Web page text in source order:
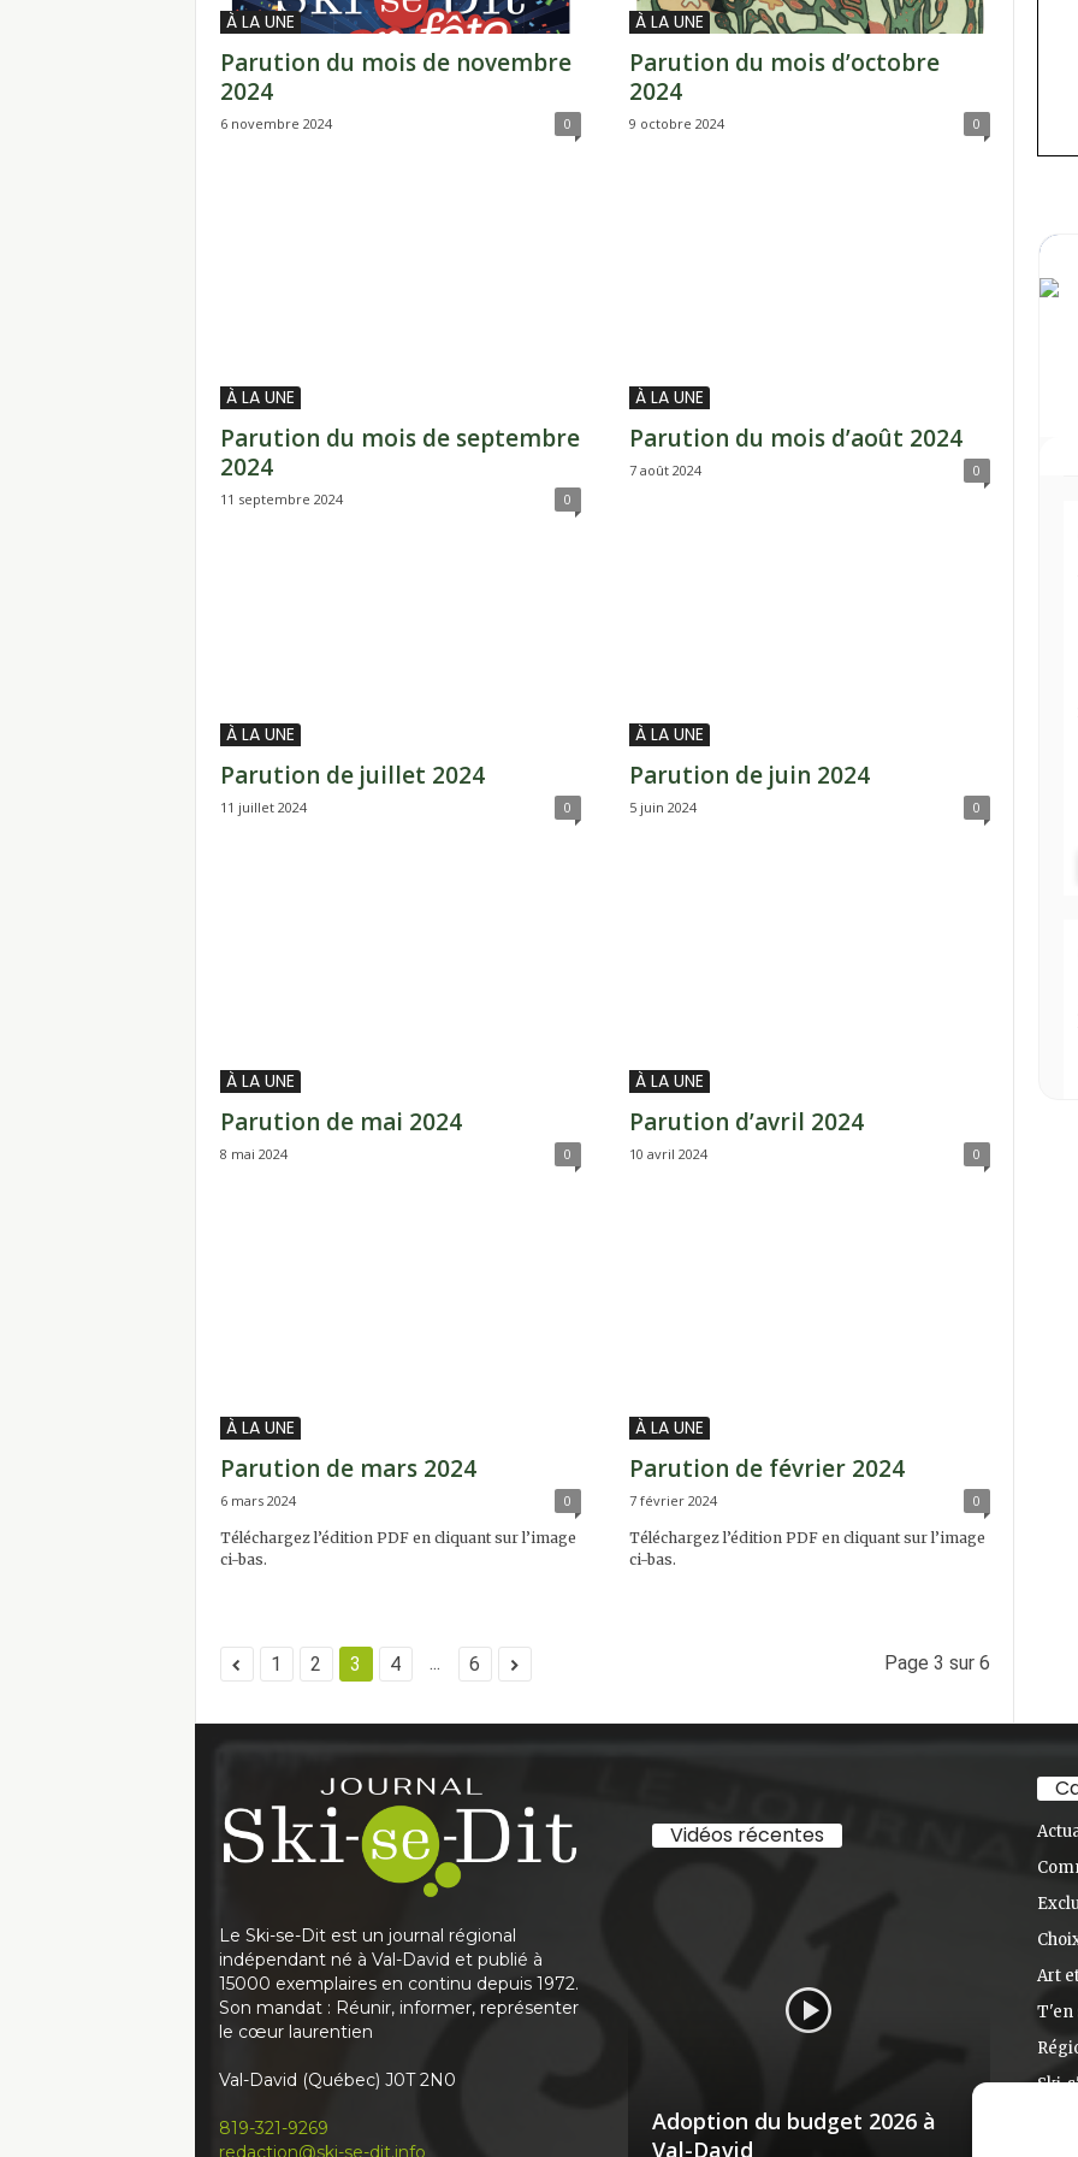
À LA UNE
Parution du mois de novembre
2024
6 novembre 2024 0
À LA UNE
Parution du mois d’octobre
2024
9 octobre 2024 0
À LA UNE
Parution du mois de septembre
2024
11 septembre 2024 0
À LA UNE
Parution du mois d’août 2024
7 août 2024 0
À LA UNE
Parution de juillet 2024
11 juillet 2024 0
À LA UNE
Parution de juin 2024
5 juin 2024 0
À LA UNE
Parution de mai 2024
8 mai 2024 0
À LA UNE
Parution d’avril 2024
10 avril 2024 0
À LA UNE
Parution de mars 2024
6 mars 2024 0
Téléchargez l’édition PDF en cliquant sur l’image
ci-bas.
À LA UNE
Parution de février 2024
7 février 2024 0
Téléchargez l’édition PDF en cliquant sur l’image
ci-bas.
1 2 3 4 ... 6 Page 3 sur 6
Le Ski-se-Dit est un journal régional
indépendant né à Val-David et publié à
15000 exemplaires en continu depuis 1972.
Son mandat : Réunir, informer, représenter
le cœur laurentien
Val-David (Québec) J0T 2N0
819-321-9269
redaction@ski-se-dit.info
Vidéos récentes
Adoption du budget 2026 à
Val-David
Art
T'en
Ski-